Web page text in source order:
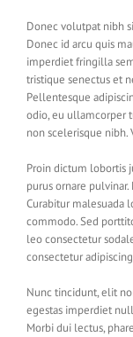
Donec volutpat nibh
Donec id arcu quis
imperdiet fringilla
tristique senectus et
Pellentesque
odio, eu ullamcorper
non scelerisque nibh.
Proin dictum lobortis
purus ornare
Curabitur malesuada
commodo. Sed
leo consectetur
consectetur
Nunc tincidunt, elit
egestas imperdiet
Morbi dui lectus,